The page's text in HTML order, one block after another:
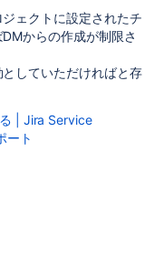
ェクトに設定されたチ
からの作成が制限さ
していただければと存
| Jira Service
ート